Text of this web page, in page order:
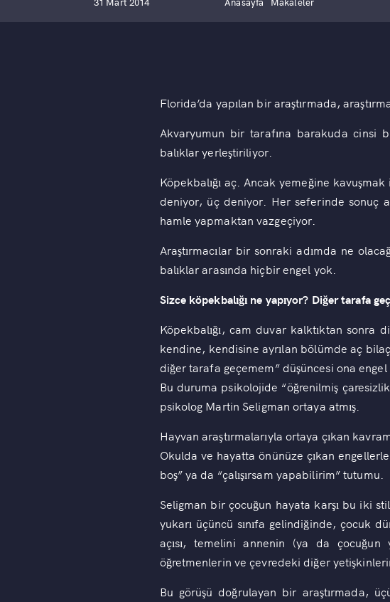
Florida’da yapılan bir araştırmada,
Akvaryumun bir tarafına barakuda cinsi
balıklar yerleştiriliyor.
Köpekbalığı aç. Ancak yemeğine
deniyor, üç deniyor. Her seferinde sonuç
hamle yapmaktan vazgeçiyor.
Araştırmacılar bir sonraki adımda ne
balıklar arasında hiçbir engel yok.
Sizce köpekbalığı ne yapıyor? Diğer tarafa
Köpekbalığı, cam duvar kalktıktan
kendine, kendisine ayrılan bölümde aç
diğer tarafa geçemem” düşüncesi ona engel
Bu duruma psikolojide “öğrenilmiş
psikolog Martin Seligman ortaya atmış.
Hayvan araştırmalarıyla ortaya çıkan
Okulda ve hayatta önünüze çıkan
boş” ya da “çalışırsam yapabilirim” tutumu.
Seligman bir çocuğun hayata karşı bu iki
yukarı üçüncü sınıfa gelindiğinde, çocuk
açısı, temelini annenin (ya da
öğretmenlerin ve çevredeki diğer
Bu görüşü doğrulayan bir araştırmada,